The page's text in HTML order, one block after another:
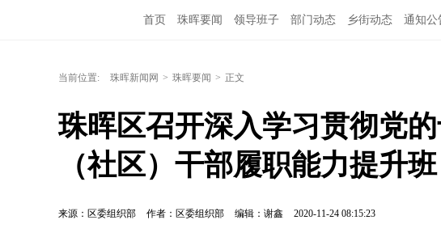
首页 珠晖要闻 领导班子 部门动态 乡街动态 通知公
当前位置: 珠晖新闻网 > 珠晖要闻 > 正文
珠晖区召开深入学习贯彻党
（社区）干部履职能力提升班
来源：区委组织部 作者：区委组织部 编辑：谢鑫 2020-11-24 08:15:23